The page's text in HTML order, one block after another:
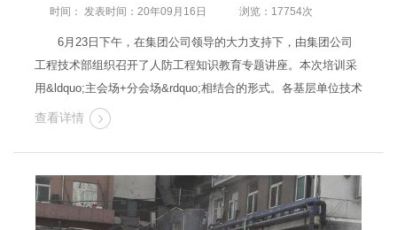
时间： 发表时间：20年09月16日 浏览：17754次
6月23日下午，在集团公司领导的大力支持下，由集团公司
工程技术部组织召开了人防工程知识教育专题讲座。本次培训采
用&ldquo;主会场+分会场&rdquo;相结合的形式。各基层单位技术
负责人及驻地人员在四楼会议室现场培训，其余相关技术人员
看了专题讲座。 …
查看详情